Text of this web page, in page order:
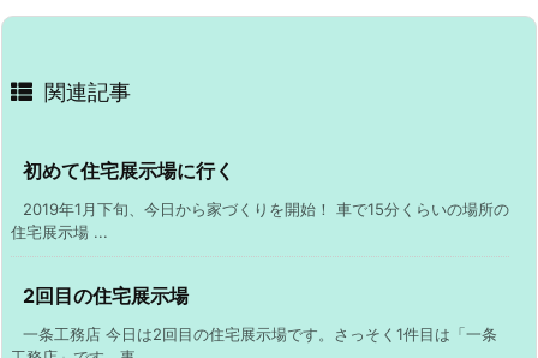
関連記事
初めて住宅展示場に行く
2019年1月下旬、今日から家づくりを開始！ 車で15分くらいの場所の
住宅展示場 ...
2回目の住宅展示場
一条工務店 今日は2回目の住宅展示場です。さっそく1件目は「一条